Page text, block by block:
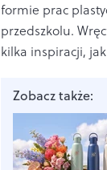
formie prac
przedszkolu.
kilka inspiracji,
Zobacz także: